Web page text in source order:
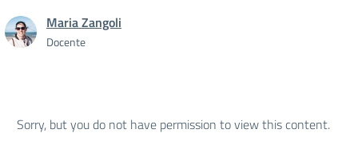
Maria Zangoli
Docente
Sorry, but you do not have permission to view this content.